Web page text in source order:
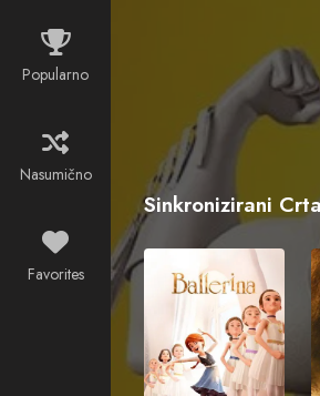
Popularno
Nasumično
Favorites
Sinkronizirani